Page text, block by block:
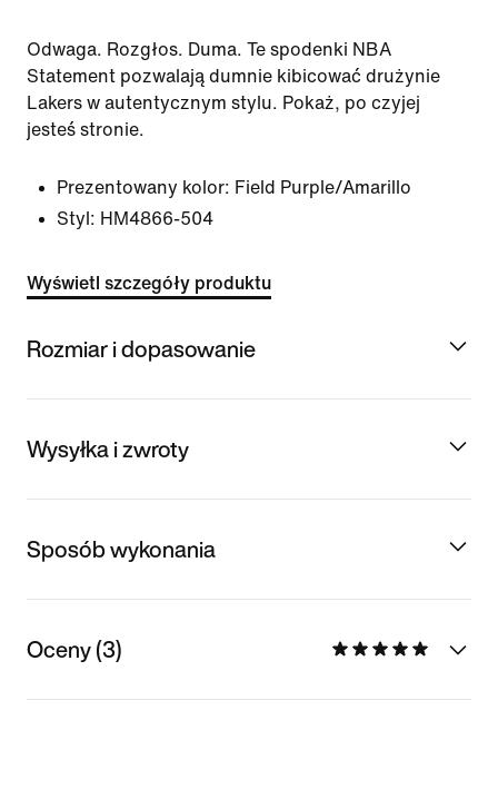
Odwaga. Rozgłos. Duma. Te spodenki NBA
Statement pozwalają dumnie kibicować drużynie
Lakers w autentycznym stylu. Pokaż, po czyjej
jesteś stronie.
Prezentowany kolor: Field Purple/Amarillo
Styl: HM4866-504
Wyświetl szczegóły produktu
Rozmiar i dopasowanie
Wysyłka i zwroty
Sposób wykonania
Oceny (3)